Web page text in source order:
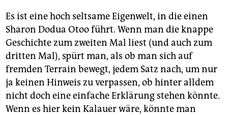
Es ist eine hoch seltsame Eigenwelt, in die einen
Sharon Dodua Otoo führt. Wenn man die knappe
Geschichte zum zweiten Mal liest (und auch zum
dritten Mal), spürt man, als ob man sich auf
fremden Terrain bewegt, jedem Satz nach, um nur
ja keinen Hinweis zu verpassen, ob hinter alldem
nicht doch eine einfache Erklärung stehen könnte.
Wenn es hier kein Kalauer wäre, könnte man